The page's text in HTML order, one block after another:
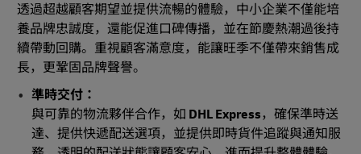
透過超越顧客期望並提供流暢的體驗，中小企業不僅能培
養品牌忠誠度，還能促進口碑傳播，並在節慶熱潮過後持
續帶動回購。重視顧客滿意度，能讓旺季不僅帶來銷售成
長，更鞏固品牌聲譽。
準時交付：
與可靠的物流夥伴合作，如 DHL Express，確保準時送
達、提供快遞配送選項，並提供即時貨件追蹤與通知服